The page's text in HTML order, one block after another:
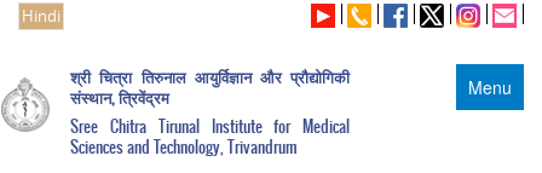
Hindi
Menu
श्री चित्रा तिरुनाल आयुर्विज्ञान और प्रौद्योगिकी
संस्थान, त्रिवेंद्रम
Sree Chitra Tirunal Institute for Medical
Sciences and Technology, Trivandrum